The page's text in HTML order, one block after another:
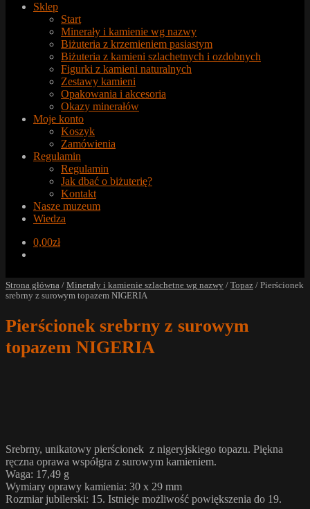
Sklep
Start
Minerały i kamienie wg nazwy
Biżuteria z krzemieniem pasiastym
Biżuteria z kamieni szlachetnych i ozdobnych
Figurki z kamieni naturalnych
Zestawy kamieni
Opakowania i akcesoria
Okazy minerałów
Moje konto
Koszyk
Zamówienia
Regulamin
Regulamin
Jak dbać o biżuterię?
Kontakt
Nasze muzeum
Wiedza
0,00zł
Strona główna / Minerały i kamienie szlachetne wg nazwy / Topaz / Pierścionek
srebrny z surowym topazem NIGERIA
Pierścionek srebrny z surowym
topazem NIGERIA
Srebrny, unikatowy pierścionek z nigeryjskiego topazu. Piękna
ręczna oprawa współgra z surowym kamieniem.
Waga: 17,49 g
Wymiary oprawy kamienia: 30 x 29 mm
Rozmiar jubilerski: 15. Istnieje możliwość powiększenia do 19.